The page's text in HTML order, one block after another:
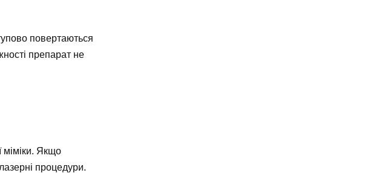
повертаються
препарат не
міміки. Якщо
процедури.